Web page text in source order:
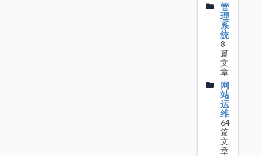
管
理
系
统
8
篇
文
章
网
站
运
维
64
篇
文
章